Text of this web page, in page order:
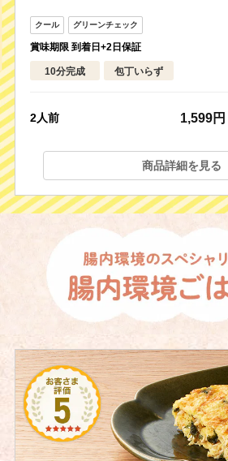
賞味期限 到着日+2日保証
10分完成 包丁いらず
2人前 1,599円
商品詳細を見る